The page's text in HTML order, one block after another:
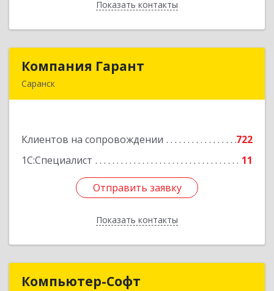
Показать контакты
Назад
Компания Гарант
Саранск
Клиентов на сопровождении
722
1С:Специалист
11
Отправить заявку
Показать контакты
Компания Гарант
Подробнее
Отправить заявку
Назад
Компьютер-СофтКомпьютер-Софт